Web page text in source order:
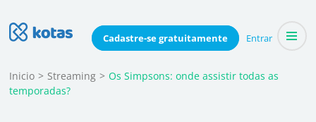
Cadastre-segratuitamente Entrar
to
(Press
Enter)
Blog do Kotas
Dicas e conteúdo relevante para economizar coletivamente
Inicio > Streaming > Os Simpsons: onde assistir todas as
temporadas?